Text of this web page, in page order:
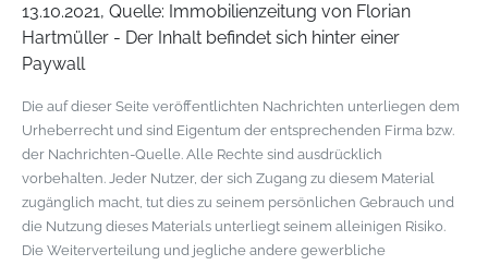
13.10.2021, Quelle: Immobilienzeitung von Florian
Hartmüller - Der Inhalt befindet sich hinter einer
Paywall
Die auf dieser Seite veröffentlichten Nachrichten unterliegen dem
Urheberrecht und sind Eigentum der entsprechenden Firma bzw.
der Nachrichten-Quelle. Alle Rechte sind ausdrücklich
vorbehalten. Jeder Nutzer, der sich Zugang zu diesem Material
zugänglich macht, tut dies zu seinem persönlichen Gebrauch und
die Nutzung dieses Materials unterliegt seinem alleinigen Risiko.
Die Weiterverteilung und jegliche andere gewerbliche